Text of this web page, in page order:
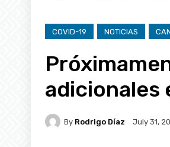
COVID-19 NOTICIAS
adicionales
By Rodrigo Díaz July 31,